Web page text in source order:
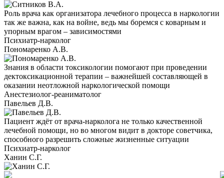
Роль врача как организатора лечебного процесса в наркологии
так же важна, как на войне, ведь мы боремся с коварным и
упорным врагом – зависимостями
Психиатр-нарколог
Пономаренко А.В.
Знания в области токсикологии помогают при проведении
дектоксикационной терапии – важнейшей составляющей в
оказании неотложной наркологической помощи
Анестезиолог-реаниматолог
Павельев Д.В.
Пациент ждёт от врача-нарколога не только качественной
лечебной помощи, но во многом видит в докторе советчика,
способного разрешить сложные жизненные ситуации
Психиатр-нарколог
Ханин С.Г.